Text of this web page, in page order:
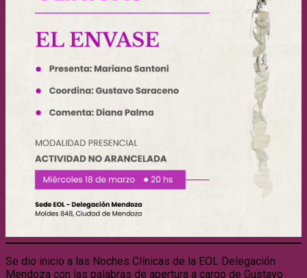
Se dio inicio a las Noches Clínicas de la EOL Delegación
Mendoza con las palabras de apertura a cargo de Gustavo